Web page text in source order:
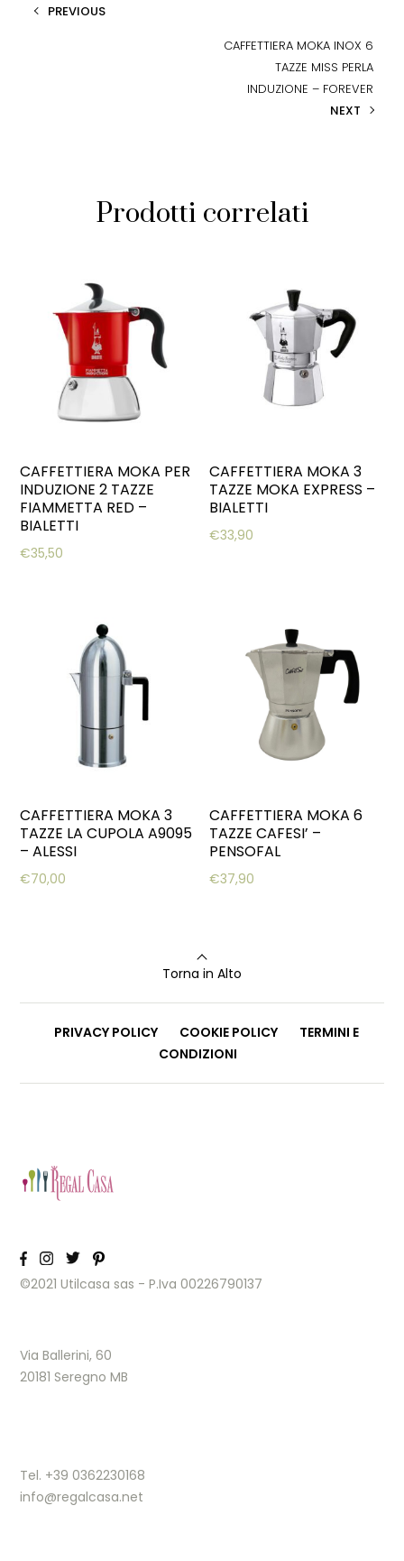
PREVIOUS
CAFFETTIERA MOKA INOX 6
TAZZE MISS PERLA
INDUZIONE – FOREVER
NEXT
Prodotti correlati
CAFFETTIERA MOKA PER
INDUZIONE 2 TAZZE
FIAMMETTA RED –
BIALETTI
€35,50
CAFFETTIERA MOKA 3
TAZZE MOKA EXPRESS –
BIALETTI
€33,90
CAFFETTIERA MOKA 3
TAZZE LA CUPOLA A9095
– ALESSI
€70,00
CAFFETTIERA MOKA 6
TAZZE CAFESI’ –
PENSOFAL
€37,90
Torna in Alto
PRIVACY POLICY COOKIE POLICY
TERMINI E
CONDIZIONI
©2021 Utilcasa sas - P.Iva 00226790137
Via Ballerini, 60
20181 Seregno MB
Tel. +39 0362230168
info@regalcasa.net